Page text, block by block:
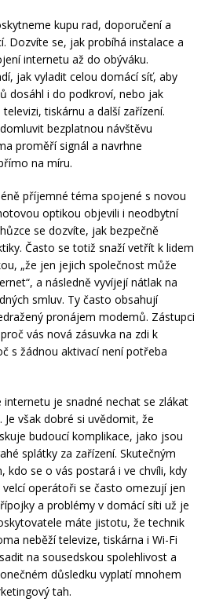
kupu rad, doporučení a
Dozvíte se, jak probíhá instalace a
internetu až do obýváku.
jak vyladit celou domácí síť, aby
dosáhl i do podkroví, nebo jak
tiskárnu a další zařízení.
bezplatnou návštěvu
proměří signál a navrhne
na míru.
příjemné téma spojené s novou
optikou objevili i neodbytní
se dozvíte, jak bezpečně
Často se totiž snaží vetřít k lidem
„že jen jejich společnost může
a následně vyvíjejí nátlak na
smluv. Ty často obsahují
pronájem modemů. Zástupci
vás nová zásuvka na zdi k
s žádnou aktivací není potřeba
je snadné nechat se zlákat
však dobré si uvědomit, že
budoucí komplikace, jako jsou
splátky za zařízení. Skutečným
kdo se o vás postará i ve chvíli, kdy
operátoři se často omezují jen
a problémy v domácí síti už je
máte jistotu, že technik
neběží televize, tiskárna i Wi-Fi
na sousedskou spolehlivost a
důsledku vyplatí mnohem
tah.